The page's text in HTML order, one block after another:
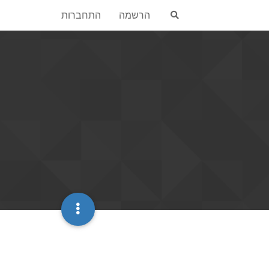
הרשמה התחברות